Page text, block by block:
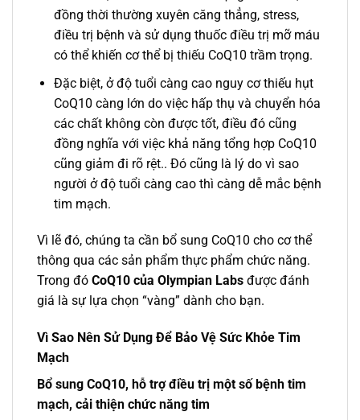
đồng thời thường xuyên căng thẳng, stress,
điều trị bệnh và sử dụng thuốc điều trị mỡ máu
có thể khiến cơ thể bị thiếu CoQ10 trầm trọng.
Đặc biệt, ở độ tuổi càng cao nguy cơ thiếu hụt
CoQ10 càng lớn do việc hấp thụ và chuyển hóa
các chất không còn được tốt, điều đó cũng
đồng nghĩa với việc khả năng tổng hợp CoQ10
cũng giảm đi rõ rệt.. Đó cũng là lý do vì sao
người ở độ tuổi càng cao thì càng dễ mắc bệnh
tim mạch.
Vì lẽ đó, chúng ta cần bổ sung CoQ10 cho cơ thể
thông qua các sản phẩm thực phẩm chức năng.
Trong đó CoQ10 của Olympian Labs được đánh
giá là sự lựa chọn “vàng” dành cho bạn.
Vì Sao Nên Sử Dụng Để Bảo Vệ Sức Khỏe Tim
Mạch
Bổ sung CoQ10, hỗ trợ điều trị một số bệnh tim
mạch, cải thiện chức năng tim